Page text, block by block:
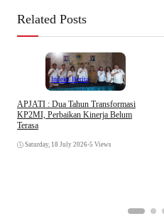
Related Posts
Indeks Berita
APJATI : Dua Tahun Transformasi
KP2MI, Perbaikan Kinerja Belum
Terasa
Saturday, 18 July 2026•5 Views